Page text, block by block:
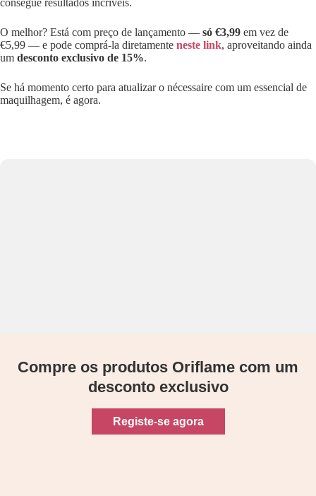
consegue resultados incríveis.
O melhor? Está com preço de lançamento — só €3,99 em vez de
€5,99 — e pode comprá-la diretamente neste link, aproveitando ainda
um desconto exclusivo de 15%.
Se há momento certo para atualizar o nécessaire com um essencial de
maquilhagem, é agora.
Compre os produtos Oriflame com um
desconto exclusivo
Registe-se agora